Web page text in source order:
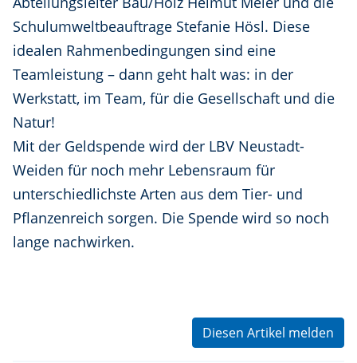
Schulumweltbeauftrage Stefanie Hösl. Diese
idealen Rahmenbedingungen sind eine
Teamleistung – dann geht halt was: in der
Werkstatt, im Team, für die Gesellschaft und die
Natur!
Mit der Geldspende wird der LBV Neustadt-
Weiden für noch mehr Lebensraum für
unterschiedlichste Arten aus dem Tier- und
Pflanzenreich sorgen. Die Spende wird so noch
lange nachwirken.
Diesen Artikel melden